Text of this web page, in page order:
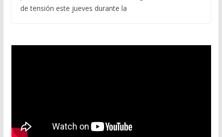
de tensión este jueves durante la